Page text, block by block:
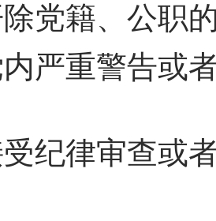
党籍、公职
严重警告或
纪律审查或